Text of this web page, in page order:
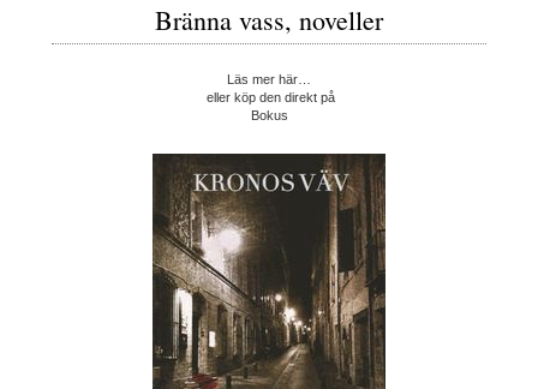
Bränna vass, noveller
Läs mer här…
eller köp den direkt på
Bokus